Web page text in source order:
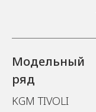
Модельный
ряд
KGM TIVOLI